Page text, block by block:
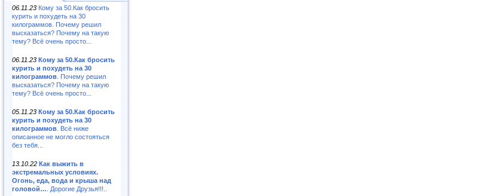
06.11.23 Кому за 50.Как бросить
курить и похудеть на 30
килограммов. Почему решил
высказаться? Почему на такую
тему? Всё очень просто...
06.11.23 Кому за 50.Как бросить
курить и похудеть на 30
килограммов . Почему решил
высказаться? Почему на такую
тему? Всё очень просто...
05.11.23 Кому за 50.Как бросить
курить и похудеть на 30
килограммов . Всё ниже
описанное не могло состояться
без тебя...
13.10.22 Как выжить в
экстремальных условиях.
Огонь, еда, вода и крыша над
головой… . Дорогие Друзья!!!..